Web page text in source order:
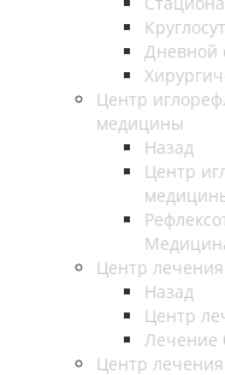
Дневной
Центр
медицины
Назад
Центр
Центр
Назад
Центр
Лечение
Центр